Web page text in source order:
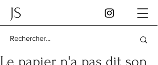
JS
Le papier n'a pas dit son